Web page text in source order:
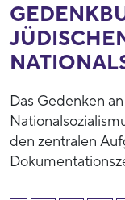
Das Gedenken
den zentralen